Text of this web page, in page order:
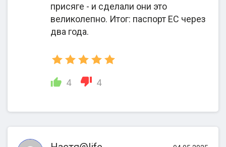
заявления на
карту резидента.
присяге - и сделали они это
великолепно. Итог: паспорт ЕС через
два года.
4 4